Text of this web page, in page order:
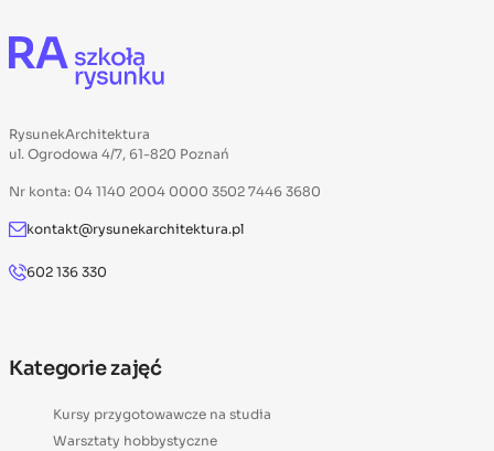
RysunekArchitektura
ul. Ogrodowa 4/7, 61-820 Poznań
Nr konta: 04 1140 2004 0000 3502 7446 3680
kontakt@rysunekarchitektura.pl
602 136 330
Kategorie zajęć
Kursy przygotowawcze na studia
Warsztaty hobbystyczne